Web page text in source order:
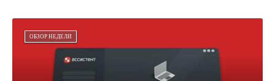
ОБЗОР НЕДЕЛИ